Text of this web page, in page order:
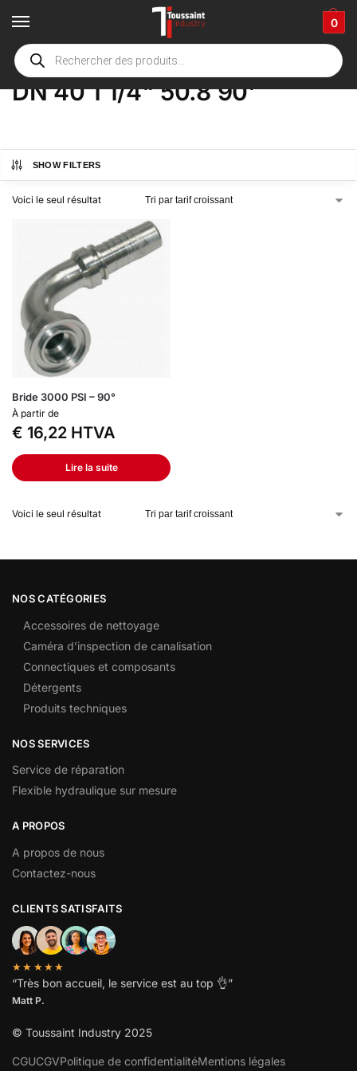
0
Accueil boutique / Product Options
DN 40 1 1/4" 50.8 90'
SHOW FILTERS
Voici le seul résultat
Bride 3000 PSI – 90°
À partir de
€ 16,22 HTVA
Lire la suite
Voici le seul résultat
NOS CATÉGORIES
Accessoires de nettoyage
Caméra d’inspection de canalisation
Connectiques et composants
Détergents
Produits techniques
NOS SERVICES
Service de réparation
Flexible hydraulique sur mesure
A PROPOS
A propos de nous
Contactez-nous
CLIENTS SATISFAITS
★★★★★
“Très bon accueil, le service est au top 👌”
Matt P.
© Toussaint Industry 2025
CGUCGVPolitique de confidentialitéMentions légales